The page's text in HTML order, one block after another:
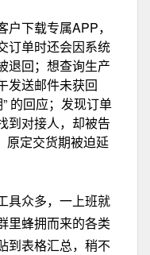
下载专属APP，
订单时还会因系统
退回；想查询生产
发送邮件未获回
的回应；发现订单
到对接人，却被告
原定交货期被迫延
具众多，一上班就
里蜂拥而来的各类
到表格汇总，稍不